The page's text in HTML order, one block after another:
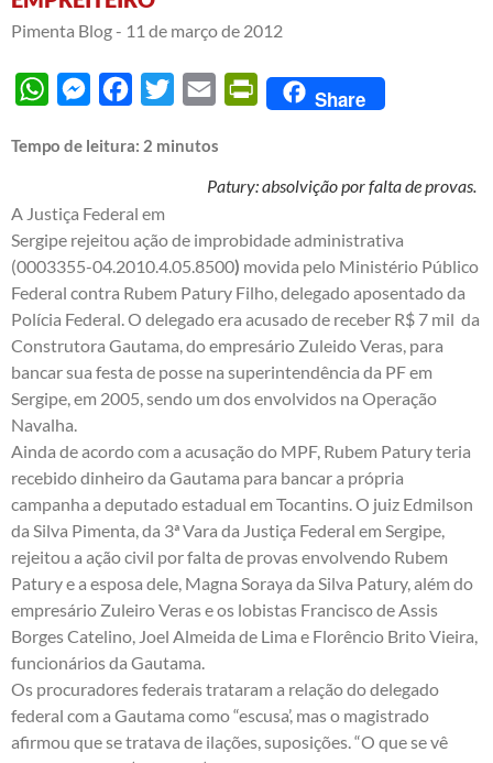
Pimenta Blog - 11 de março de 2012
WhatsAppMessengerFacebook
Twitter Email PrintFriendly
Share
Tempo de leitura: 2 minutos
Patury: absolvição por falta de provas.
A Justiça Federal em
Sergipe rejeitou ação de improbidade administrativa
(0003355-04.2010.4.05.8500) movida pelo Ministério Público
Federal contra Rubem Patury Filho, delegado aposentado da
Polícia Federal. O delegado era acusado de receber R$ 7 mil da
Construtora Gautama, do empresário Zuleido Veras, para
bancar sua festa de posse na superintendência da PF em
Sergipe, em 2005, sendo um dos envolvidos na Operação
Navalha.
Ainda de acordo com a acusação do MPF, Rubem Patury teria
recebido dinheiro da Gautama para bancar a própria
campanha a deputado estadual em Tocantins. O juiz Edmilson
da Silva Pimenta, da 3ª Vara da Justiça Federal em Sergipe,
rejeitou a ação civil por falta de provas envolvendo Rubem
Patury e a esposa dele, Magna Soraya da Silva Patury, além do
empresário Zuleiro Veras e os lobistas Francisco de Assis
Borges Catelino, Joel Almeida de Lima e Florêncio Brito Vieira,
funcionários da Gautama.
Os procuradores federais trataram a relação do delegado
federal com a Gautama como “escusa’, mas o magistrado
afirmou que se tratava de ilações, suposições. “O que se vê